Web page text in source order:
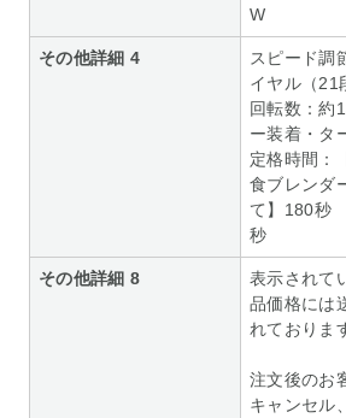
W
その他詳細 4
スピード調
イヤル（21
回転数：約
ー装着・タ
定格時間：
食ブレンダ
て】180秒
秒
その他詳細 8
表示されて
品価格には
れておりま
注文後のお
キャンセル